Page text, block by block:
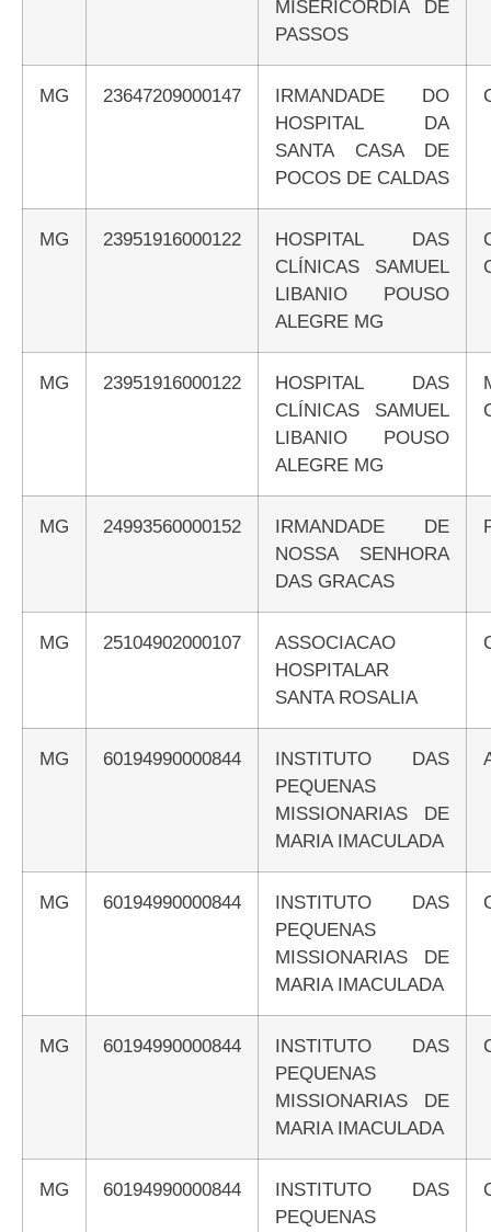
MISERICORDIA DE
PASSOS
MG 23647209000147
IRMANDADE DO
HOSPITAL DA
SANTA CASA DE
POCOS DE CALDAS
MG 23951916000122
HOSPITAL DAS
CLÍNICAS SAMUEL
LIBANIO POUSO
ALEGRE MG
MG 23951916000122
HOSPITAL DAS
CLÍNICAS SAMUEL
LIBANIO POUSO
ALEGRE MG
MG 24993560000152
IRMANDADE DE
NOSSA SENHORA
DAS GRACAS
MG 25104902000107
ASSOCIACAO
HOSPITALAR
SANTA ROSALIA
MG 60194990000844
INSTITUTO DAS
PEQUENAS
MISSIONARIAS DE
MARIA IMACULADA
MG 60194990000844
INSTITUTO DAS
PEQUENAS
MISSIONARIAS DE
MARIA IMACULADA
MG 60194990000844
INSTITUTO DAS
PEQUENAS
MISSIONARIAS DE
MARIA IMACULADA
MG 60194990000844
INSTITUTO DAS
PEQUENAS